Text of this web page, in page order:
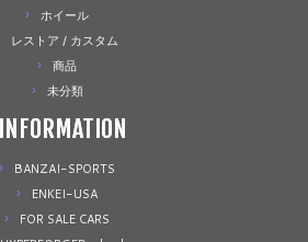
ホイール
レストア / カスタム
商品
未分類
INFORMATION
BANZAI-SPORTS
ENKEI-USA
FOR SALE CARS